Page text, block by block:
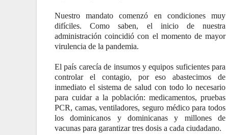
Nuestro mandato comenzó en condiciones muy
difíciles. Como saben, el inicio de nuestra
administración coincidió con el momento de mayor
virulencia de la pandemia.
El país carecía de insumos y equipos suficientes para
controlar el contagio, por eso abastecimos de
inmediato el sistema de salud con todo lo necesario
para cuidar a la población: medicamentos, pruebas
PCR, camas, ventiladores, seguro médico para todos
los dominicanos y dominicanas y millones de
vacunas para garantizar tres dosis a cada ciudadano.